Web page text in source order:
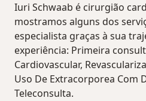
Iuri Schwaab é cirurgião
mostramos alguns dos
especialista graças à sua
experiência: Primeira
Cardiovascular,
Uso De Extracorporea Com
Teleconsulta.